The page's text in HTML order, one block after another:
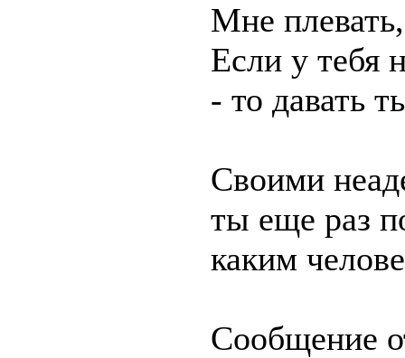
Мне
Если у тебя
- то давать
Своими
ты еще раз
каким
Сообщение